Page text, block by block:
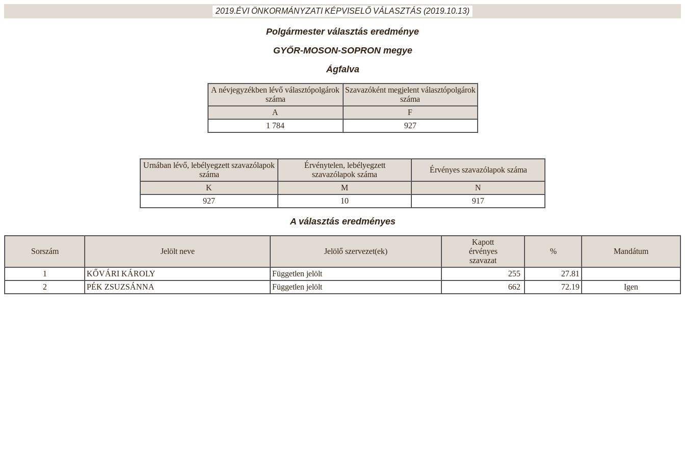
2019.ÉVI ÖNKORMÁNYZATI KÉPVISELŐ VÁLASZTÁS (2019.10.13)
Polgármester választás eredménye
GYŐR-MOSON-SOPRON megye
Ágfalva
A névjegyzékben lévő választópolgárok
száma
Szavazóként megjelent választópolgárok
száma
A
F
1 784
927
Urnában lévő, lebélyegzett szavazólapok
száma
Érvénytelen, lebélyegzett
szavazólapok száma
Érvényes szavazólapok száma
K M
N
927
10 917
A választás eredményes
Sorszám Jelölt neve Jelölő szervezet(ek)
Kapott
érvényes
szavazat
% Mandátum
1 KŐVÁRI KÁROLY Független jelölt 255
27.81
2
PÉK ZSUZSÁNNA Független jelölt 662 72.19 Igen